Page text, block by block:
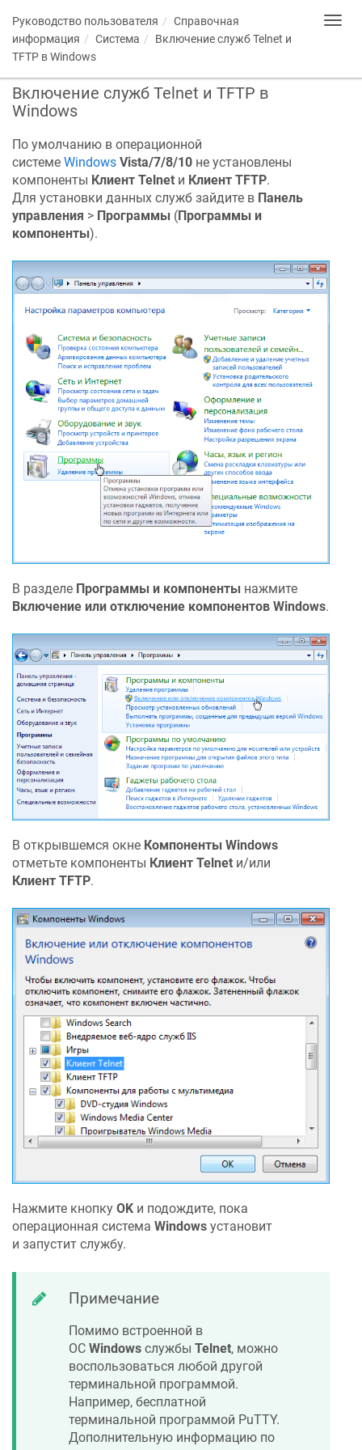
Руководство пользователя
Справочная
информация
Система
Включение служб Telnet и
TFTP в Windows
Включение служб Telnet и TFTP в
Windows
По умолчанию в операционной
системе Windows Vista/7/8/10 не установлены
компоненты Клиент Telnet и Клиент TFTP.
Для установки данных служб зайдите в Панель
управления > Программы (Программы и
компоненты).
В разделе Программы и компоненты нажмите
Включение или отключение компонентов Windows.
В открывшемся окне Компоненты Windows
отметьте компоненты Клиент Telnet и/или
Клиент TFTP.
Нажмите кнопку OK и подождите, пока
операционная система Windows установит
и запустит службу.
Примечание
Помимо встроенной в
ОС Windows службы Telnet, можно
воспользоваться любой другой
терминальной программой.
Например, бесплатной
терминальной программой PuTTY.
Дополнительную информацию по